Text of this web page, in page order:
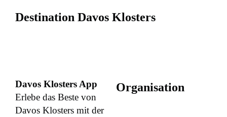
Destination Davos Klosters
Davos Klosters App
Erlebe das Beste von
Davos Klosters mit der
Organisation